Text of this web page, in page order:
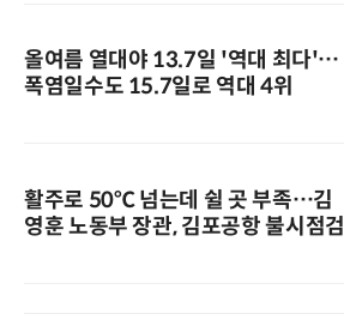
올여름 열대야 13.7일 '역대 최다'…
폭염일수도 15.7일로 역대 4위
활주로 50℃ 넘는데 쉴 곳 부족…김
영훈 노동부 장관, 김포공항 불시점검